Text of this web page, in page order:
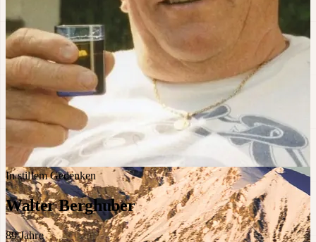
In stillem Gedenken
Walter Berghuber
89Jahre